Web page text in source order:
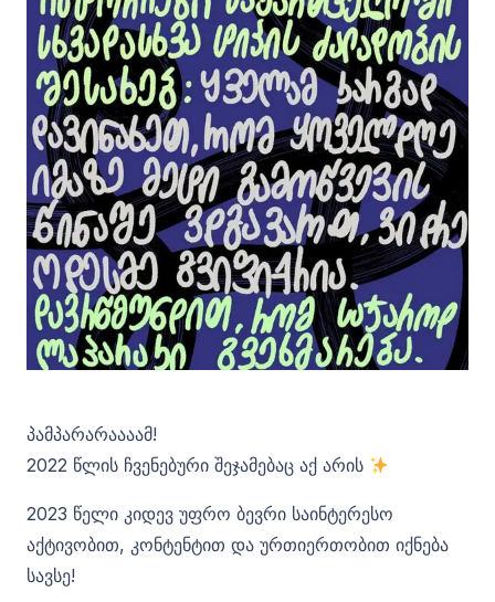
პამპარარაააამ!
2022 წლის ჩვენებური შეჯამებაც აქ არის
2023 წელი კიდევ უფრო ბევრი საინტერესო
აქტივობით, კონტენტით და ურთიერთობით იქნება
სავსე!